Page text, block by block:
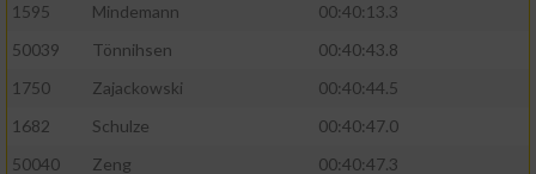
1595
Mindemann
00:40:13.3
50039
Tönnihsen
00:40:43.8
1750
Zajackowski
00:40:44.5
1682
Schulze
00:40:47.0
50040
Zeng
00:40:47.3